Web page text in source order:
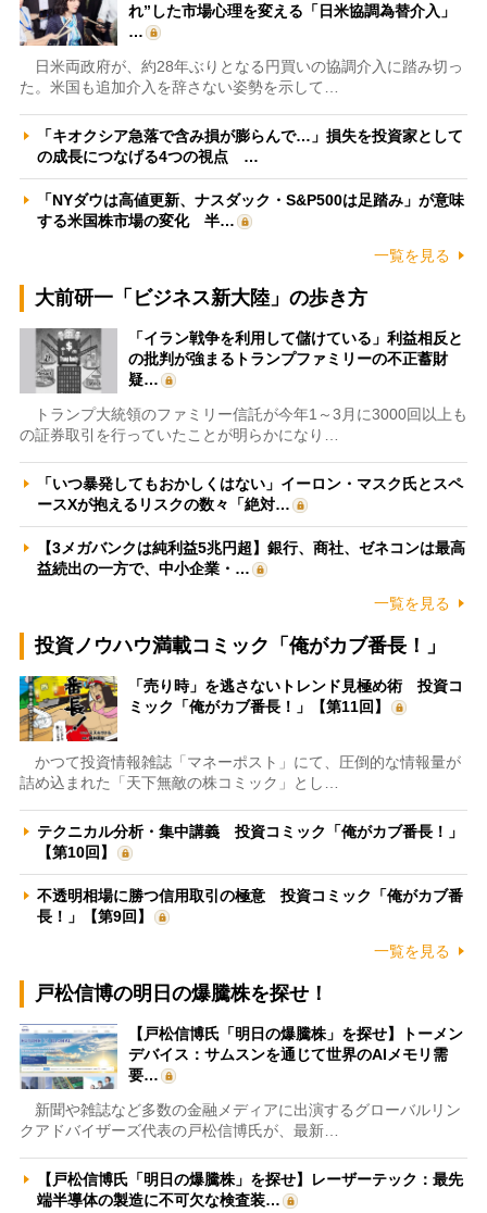
れ”した市場心理を変える「日米協調為替介入」
…
日米両政府が、約28年ぶりとなる円買いの協調介入に踏み切っ
た。米国も追加介入を辞さない姿勢を示して…
「キオクシア急落で含み損が膨らんで…」損失を投資家として
の成長につなげる4つの視点 …
「NYダウは高値更新、ナスダック・S&P500は足踏み」が意味
する米国株市場の変化 半…
一覧を見る
大前研一「ビジネス新大陸」の歩き方
「イラン戦争を利用して儲けている」利益相反と
の批判が強まるトランプファミリーの不正蓄財
疑…
トランプ大統領のファミリー信託が今年1～3月に3000回以上も
の証券取引を行っていたことが明らかになり…
「いつ暴発してもおかしくはない」イーロン・マスク氏とスペ
ースXが抱えるリスクの数々「絶対…
【3メガバンクは純利益5兆円超】銀行、商社、ゼネコンは最高
益続出の一方で、中小企業・…
一覧を見る
投資ノウハウ満載コミック「俺がカブ番長！」
「売り時」を逃さないトレンド見極め術 投資コ
ミック「俺がカブ番長！」【第11回】
かつて投資情報雑誌「マネーポスト」にて、圧倒的な情報量が
詰め込まれた「天下無敵の株コミック」とし…
テクニカル分析・集中講義 投資コミック「俺がカブ番長！」
【第10回】
不透明相場に勝つ信用取引の極意 投資コミック「俺がカブ番
長！」【第9回】
一覧を見る
戸松信博の明日の爆騰株を探せ！
【戸松信博氏「明日の爆騰株」を探せ】トーメン
デバイス：サムスンを通じて世界のAIメモリ需
要…
新聞や雑誌など多数の金融メディアに出演するグローバルリン
クアドバイザーズ代表の戸松信博氏が、最新…
【戸松信博氏「明日の爆騰株」を探せ】レーザーテック：最先
端半導体の製造に不可欠な検査装…